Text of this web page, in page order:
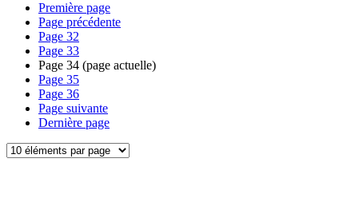
Première page
Page précédente
Page 32
Page 33
Page 34 (page actuelle)
Page 35
Page 36
Page suivante
Dernière page